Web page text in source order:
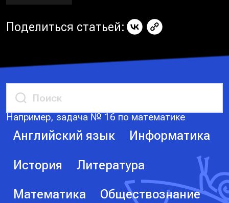
Поделиться статьей:
Например, задача № 16 по математике
Английский язык Информатика
История Литература
Математика Обществознание